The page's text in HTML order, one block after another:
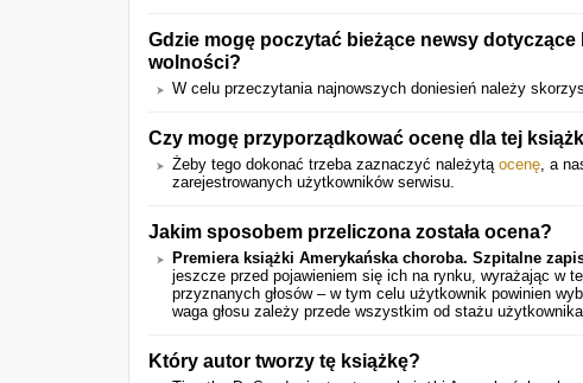
Gdzie mogę poczytać bieżące newsy
wolności?
W celu przeczytania najnowszych doniesień należy
Czy mogę przyporządkować ocenę dla tej
Żeby tego dokonać trzeba zaznaczyć należytą ocenę, a
zarejestrowanych użytkowników serwisu.
Jakim sposobem przeliczona została ocena?
Premiera książki Amerykańska choroba. Szpitalne
jeszcze przed pojawieniem się ich na rynku, wyrażając w
przyznanych głosów – w tym celu użytkownik powinien
waga głosu zależy przede wszystkim od stażu
Który autor tworzy tę książkę?